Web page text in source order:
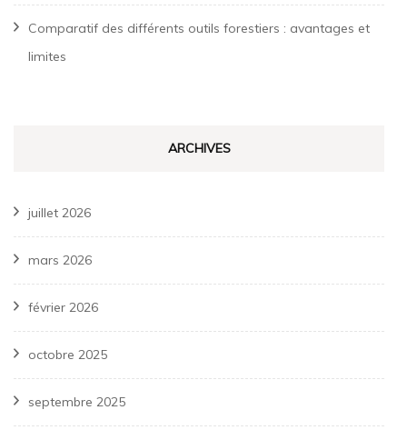
Comparatif des différents outils forestiers : avantages et
limites
ARCHIVES
juillet 2026
mars 2026
février 2026
octobre 2025
septembre 2025